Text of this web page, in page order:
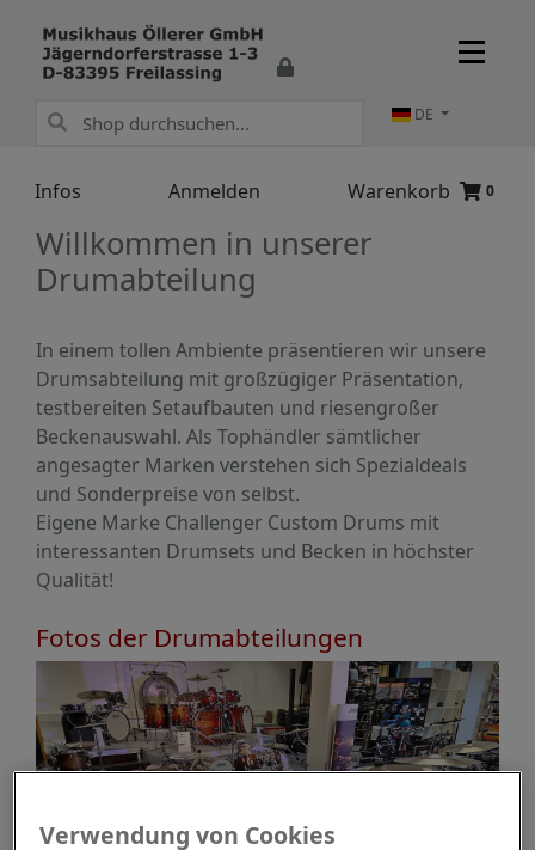
Infos Anmelden Warenkorb 0
DE
Willkommen in unserer
Drumabteilung
In einem tollen Ambiente präsentieren wir unsere
Drumsabteilung mit großzügiger Präsentation,
testbereiten Setaufbauten und riesengroßer
Beckenauswahl. Als Tophändler sämtlicher
angesagter Marken verstehen sich Spezialdeals
und Sonderpreise von selbst.
Eigene Marke Challenger Custom Drums mit
interessanten Drumsets und Becken in höchster
Qualität!
Fotos der Drumabteilungen
Verwendung von Cookies